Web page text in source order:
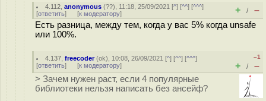
4.112 ,anonymous (??), 11:18, 25/09/2021 [^] [^^] [^^^]
[ответить] [к модератору] + / –
Есть разница, между тем, когда у вас 5% когда unsafe
или 100%.
4.137 ,freecoder(ok), 10:08, 26/09/2021 [^] [^^] [^^^]
[ответить] [к модератору]
–1
+ / –
> Зачем нужен раст, если 4 популярные
библиотеки нельзя написать без ансейф?